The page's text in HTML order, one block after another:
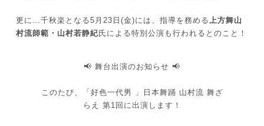
更に…千秋楽となる5月23日(金)には、指導を務める上方舞山
村流師範・山村若静紀氏による特別公演も行われるとのこと！
📢 舞台出演のお知らせ 📢
このたび、「好色一代男 」日本舞踊 山村流 舞ざ
らえ 第1回に出演します！